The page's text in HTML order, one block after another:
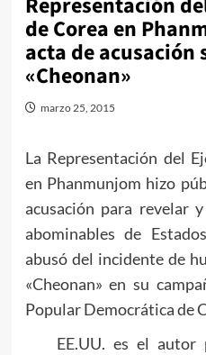
de Corea en
acta de acusación
«Cheonan»
marzo 25, 2015
La Representación del
en Phanmunjom hizo
acusación para revelar
abominables de
abusó del incidente de
«Cheonan» en su
Popular Democrática de
EE.UU. es el autor